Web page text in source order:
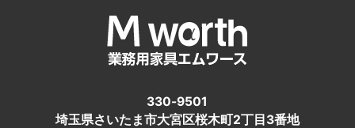
330-9501
埼玉県さいたま市大宮区桜木町2丁目3番地